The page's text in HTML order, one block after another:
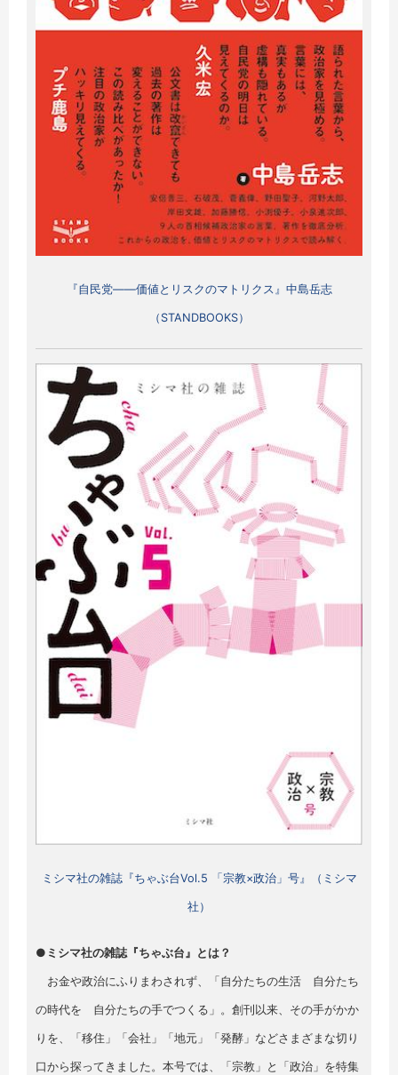
『自民党――価値とリスクのマトリクス』中島岳志
（STANDBOOKS）
ミシマ社の雑誌『ちゃぶ台Vol.5 「宗教×政治」号』（ミシマ
社）
●ミシマ社の雑誌『ちゃぶ台』とは？
お金や政治にふりまわされず、「自分たちの生活 自分たち
の時代を 自分たちの手でつくる」。創刊以来、その手がかか
りを、「移住」「会社」「地元」「発酵」などさまざまな切り
口から探ってきました。本号では、「宗教」と「政治」を特集